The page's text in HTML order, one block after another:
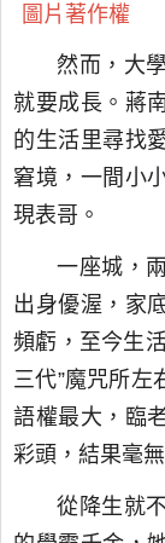
圖片著作權
然而，大
就要成長。蔣
的生活里尋找
窘境，一間小
現表哥。
一座城，
出身優渥，家
頻虧，至今生
三代”魔咒所左
語權最大，臨
彩頭，結果毫
從降生就